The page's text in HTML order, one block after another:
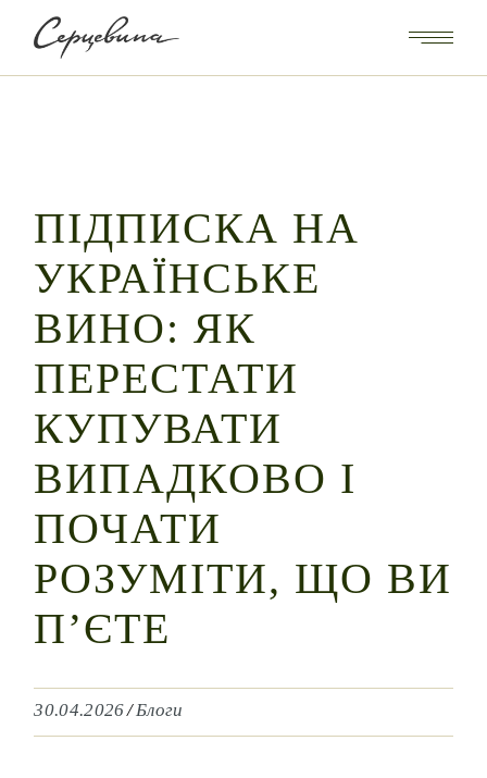
ПІДПИСКА НА
УКРАЇНСЬКЕ
ВИНО: ЯК
ПЕРЕСТАТИ
КУПУВАТИ
ВИПАДКОВО І
ПОЧАТИ
РОЗУМІТИ, ЩО ВИ
П’ЄТЕ
30.04.2026 Блоги